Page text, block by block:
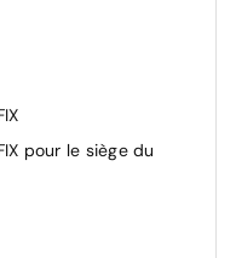
pour le siège du